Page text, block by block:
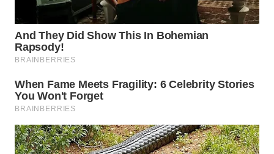
WAHANA
TANI
WAHANA
WAHANA
INFRASTRUKTUR
WAHANA